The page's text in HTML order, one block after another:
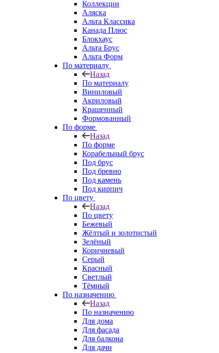
Коллекции
Аляска
Альта Классика
Канада Плюс
Блокхаус
Альта Брус
Альта Форм
По материалу
Назад
По материалу
Виниловый
Акриловый
Крашенный
Формованный
По форме
Назад
По форме
Корабельный брус
Под брус
Под бревно
Под камень
Под кирпич
По цвету
Назад
По цвету
Бежевый
Жёлтый и золотистый
Зелёный
Коричневый
Серый
Красный
Светлый
Тёмный
По назначению
Назад
По назначению
Для дома
Для фасада
Для балкона
Для дачи